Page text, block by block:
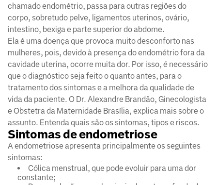
chamado endométrio, passa para outras regiões do
corpo, sobretudo pelve, ligamentos uterinos, ovário,
intestino, bexiga e parte superior do abdome.
Ela é uma doença que provoca muito desconforto nas
mulheres, pois, devido à presença do endométrio fora da
cavidade uterina, ocorre muita dor. Por isso, é necessário
que o diagnóstico seja feito o quanto antes, para o
tratamento dos sintomas e a melhora da qualidade de
vida da paciente. O Dr. Alexandre Brandão, Ginecologista
e Obstetra da Maternidade Brasília, explica mais sobre o
assunto. Entenda quais são os sintomas, tipos e riscos.
Sintomas de endometriose
A endometriose apresenta principalmente os seguintes
sintomas:
Cólica menstrual, que pode evoluir para uma dor
constante;